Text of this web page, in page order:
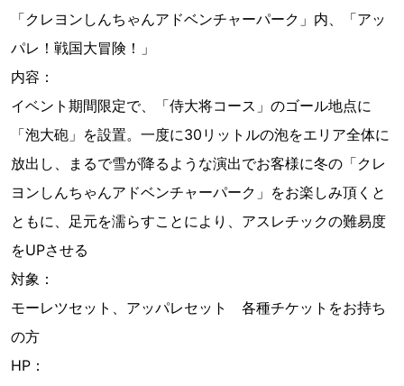
「クレヨンしんちゃんアドベンチャーパーク」内、「アッ
パレ！戦国大冒険！」
内容：
イベント期間限定で、「侍大将コース」のゴール地点に
「泡大砲」を設置。一度に30リットルの泡をエリア全体に
放出し、まるで雪が降るような演出でお客様に冬の「クレ
ヨンしんちゃんアドベンチャーパーク」をお楽しみ頂くと
ともに、足元を濡らすことにより、アスレチックの難易度
をUPさせる
対象：
モーレツセット、アッパレセット 各種チケットをお持ち
の方
HP：